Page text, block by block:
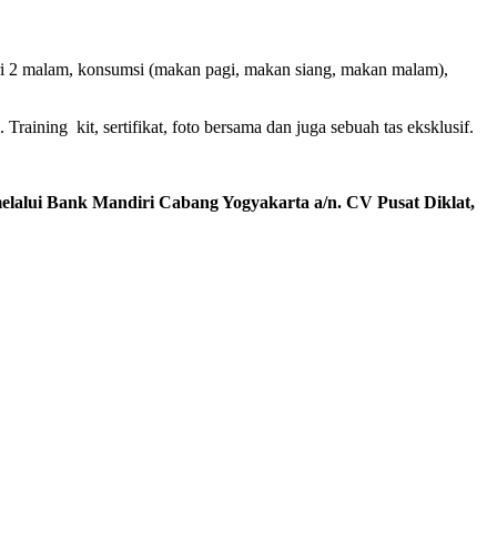
2 malam, konsumsi (makan pagi, makan siang, makan malam),
kit, sertifikat, foto bersama dan juga sebuah tas eksklusif.
Bank Mandiri Cabang Yogyakarta a/n. CV Pusat Diklat,